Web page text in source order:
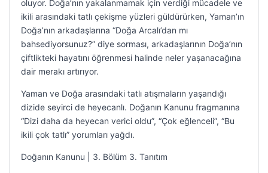
oluyor. Doğa’nın yakalanmamak için verdiği mücadele ve
ikili arasındaki tatlı çekişme yüzleri güldürürken, Yaman’ın
Doğa’nın arkadaşlarına “Doğa Arcalı’dan mı
bahsediyorsunuz?” diye sorması, arkadaşlarının Doğa’nın
çiftlikteki hayatını öğrenmesi halinde neler yaşanacağına
dair merakı artırıyor.
Yaman ve Doğa arasındaki tatlı atışmaların yaşandığı
dizide seyirci de heyecanlı. Doğanın Kanunu fragmanına
“Dizi daha da heyecan verici oldu”, “Çok eğlenceli”, “Bu
ikili çok tatlı” yorumları yağdı.
Doğanın Kanunu | 3. Bölüm 3. Tanıtım